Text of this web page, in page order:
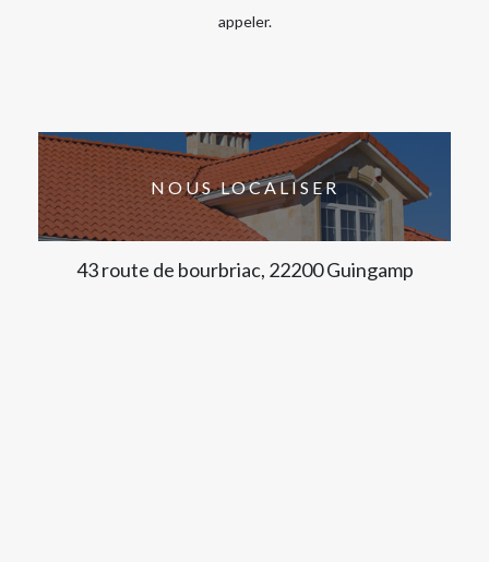
appeler.
NOUS LOCALISER
43 route de bourbriac, 22200 Guingamp